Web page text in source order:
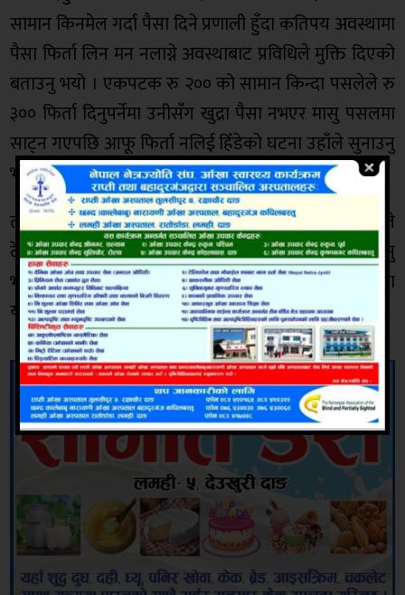
सामान किनमेल गर्दा पैसा दिने प्रणाली हुँदा कतिपय अवस्थामा
पैसा फिर्ता लिन मन नलाग्ने अवस्थाबाट प्रविधिले मुक्ति दिएको
बताउनु भयो । एकपटक रु २०० को सामान किन्दा पसलेले रु
३०० फिर्ता दिनुपर्नेमा उनीसँग खुद्रा पैसा नभएर मासु पसलमा
साट्न गएपछि आफू फिर्ता नलिई हिँडेको घटना उहाँले सुनाउनु
भयो ।
त्यस्तै बैंक अफ काठमाडौँ लिमिटेडका अध्यक्ष प्रकाश श्रेष्ठले
देशका अन्य मठमन्दिरमा पनि यो सेवा पुर्‍याइने जानकारी दिनु
भयो । बैंकले बालाजुस्थित माछापोखरीको तरकारी बजारमा
यही प्रणालीबाट भुक्तानीको व्यवस्था गर्न लागेको छ ।